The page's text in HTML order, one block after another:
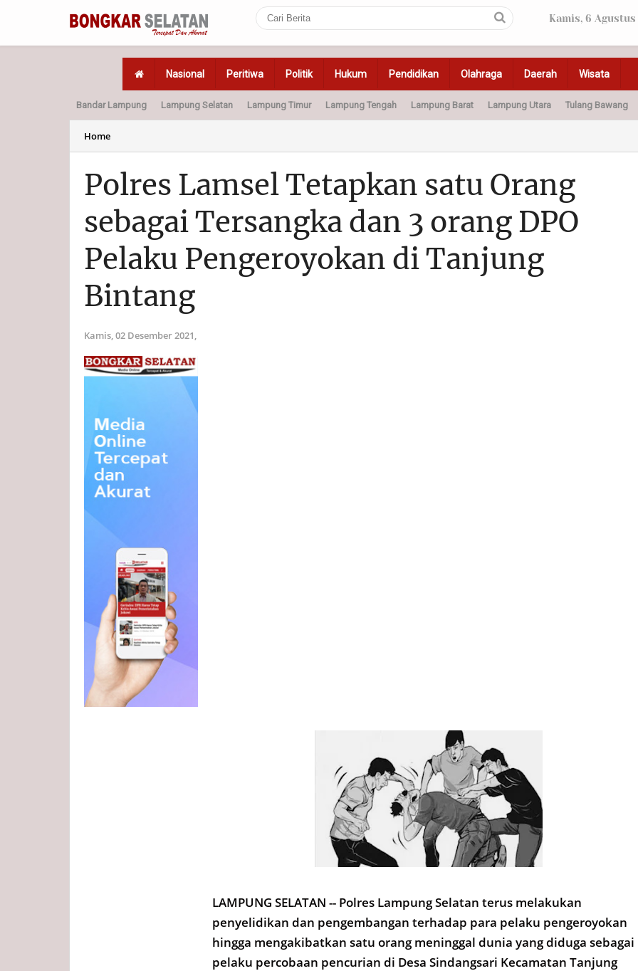
Kamis, 6 Agustus
Nasional Peritiwa Politik Hukum Pendidikan Olahraga Daerah Wisata
Home Politik Hukum Peristiwa Olahraga Pendidikan Otomotif
Bandar Lampung Lampung Selatan Lampung Timur Lampung Tengah Lampung Barat Lampung Utara Tulang Bawang
Home
Polres Lamsel Tetapkan satu Orang
sebagai Tersangka dan 3 orang DPO
Pelaku Pengeroyokan di Tanjung
Bintang
Kamis, 02 Desember 2021,
LAMPUNG SELATAN -- Polres Lampung Selatan terus melakukan
penyelidikan dan pengembangan terhadap para pelaku pengeroyokan
hingga mengakibatkan satu orang meninggal dunia yang diduga sebagai
pelaku percobaan pencurian di Desa Sindangsari Kecamatan Tanjung